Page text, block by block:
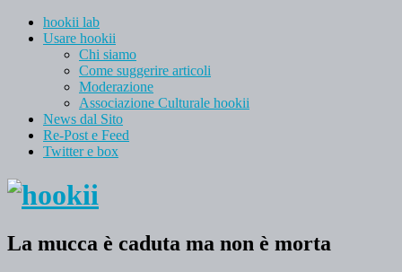
hookii lab
Usare hookii
Chi siamo
Come suggerire articoli
Moderazione
Associazione Culturale hookii
News dal Sito
Re-Post e Feed
Twitter e box
La mucca è caduta ma non è morta